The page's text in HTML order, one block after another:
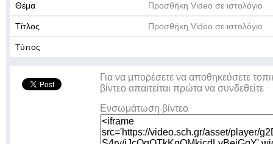
Θέμα Προσθήκη Video σε ιστολόγιο
Τίτλος Προσθήκη Video σε ιστολόγιο
Τύπος
Για να μπορέσετε να αποθηκεύσετε
βίντεο απαιτείται πρώτα να συνδεθείτε
Ενσωμάτωση βίντεο